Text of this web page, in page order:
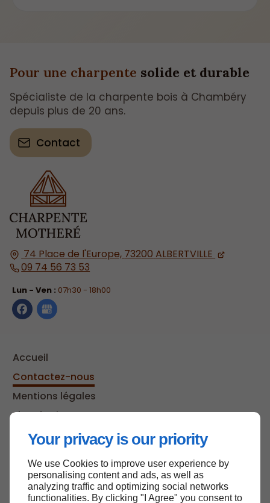
Your privacy is our priority
We use Cookies to improve user experience by
personalising content and ads, as well as
analyzing traffic and optimizing social networks
functionalities. By clicking "I Agree" you consent to
74 Place de l'Europe, 73200 ALBERTVILLE
09 74 56 73 53
Lun - Ven : 07h30 - 18h00
Accueil
Contactez-nous
Mentions légales
Plan du site
Pour une charpente solide et durable
Spécialiste de la charpente bois à Chambéry
depuis plus de 20 ans.
Contact
Haut de page